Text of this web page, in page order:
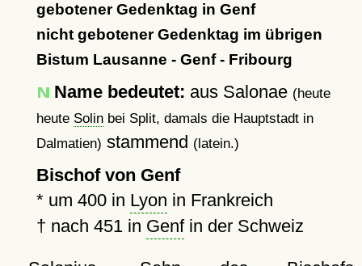
gebotener Gedenktag in Genf
nicht gebotener Gedenktag im übrigen
Bistum Lausanne - Genf - Fribourg
Name bedeutet: aus Salonae (heute
heute Solinbei Split, damals die Hauptstadt in
Dalmatien) stammend (latein.)
Bischof von Genf
* um 400in Lyon in Frankreich
† nach 451in Genfin der Schweiz